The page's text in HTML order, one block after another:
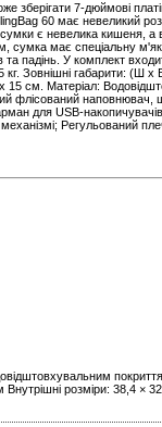
зберігати 7-дюймові
60 має невеликий
є невелика кишеня, а
сумка має спеціальну
та падінь. У комплект
кг. Зовнішні габарити: (Ш
15 см. Матеріал:
флісований наповнювач,
для USB-
Регульований
Внутрішні розміри: 38,4 ×